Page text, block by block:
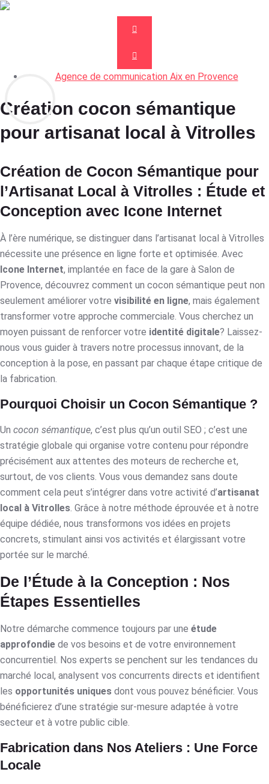
Agence de communication Aix en Provence
Création cocon sémantique
pour artisanat local à Vitrolles
Création de Cocon Sémantique pour
l’Artisanat Local à Vitrolles : Étude et
Conception avec Icone Internet
À l’ère numérique, se distinguer dans l’artisanat local à Vitrolles
nécessite une présence en ligne forte et optimisée. Avec
Icone Internet, implantée en face de la gare à Salon de
Provence, découvrez comment un cocon sémantique peut non
seulement améliorer votre visibilité en ligne, mais également
transformer votre approche commerciale. Vous cherchez un
moyen puissant de renforcer votre identité digitale? Laissez-
nous vous guider à travers notre processus innovant, de la
conception à la pose, en passant par chaque étape critique de
la fabrication.
Pourquoi Choisir un Cocon Sémantique ?
Un cocon sémantique, c’est plus qu’un outil SEO ; c’est une
stratégie globale qui organise votre contenu pour répondre
précisément aux attentes des moteurs de recherche et,
surtout, de vos clients. Vous vous demandez sans doute
comment cela peut s’intégrer dans votre activité d’artisanat
local à Vitrolles. Grâce à notre méthode éprouvée et à notre
équipe dédiée, nous transformons vos idées en projets
concrets, stimulant ainsi vos activités et élargissant votre
portée sur le marché.
De l’Étude à la Conception : Nos
Étapes Essentielles
Notre démarche commence toujours par une étude
approfondie de vos besoins et de votre environnement
concurrentiel. Nos experts se penchent sur les tendances du
marché local, analysent vos concurrents directs et identifient
les opportunités uniques dont vous pouvez bénéficier. Vous
bénéficierez d’une stratégie sur-mesure adaptée à votre
secteur et à votre public cible.
Fabrication dans Nos Ateliers : Une Force
Locale